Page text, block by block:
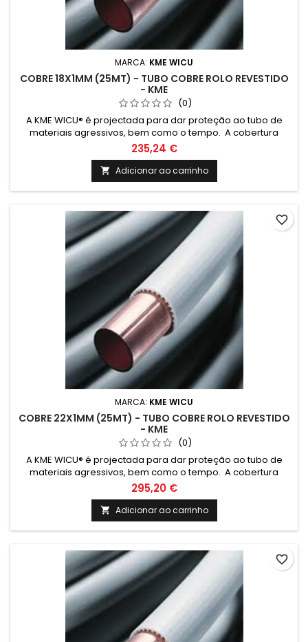
MARCA: KME WICU
COBRE 18X1MM (25MT) - TUBO COBRE ROLO REVESTIDO
- KME
(0)
A KME WICU® é projectada para dar proteção ao tubo de
materiais agressivos, bem como o tempo. A cobertura
também cria uma barreira térmica que reduz a perda
térmica e condensação na tubagem quando exposta ao
frio.
235,24 €
 Adicionar ao carrinho
MARCA: KME WICU
COBRE 22X1MM (25MT) - TUBO COBRE ROLO REVESTIDO
- KME
(0)
A KME WICU® é projectada para dar proteção ao tubo de
materiais agressivos, bem como o tempo. A cobertura
também cria uma barreira térmica que reduz a perda
térmica e condensação na tubagem quando exposta ao
frio.
295,20 €
 Adicionar ao carrinho
favorite_border
favorite_border